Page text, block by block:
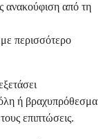
ανακούφιση από τη
περισσότερο
ή βραχυπρόθεσμα
επιπτώσεις.